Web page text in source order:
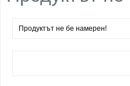
Продуктът не бе намерен!